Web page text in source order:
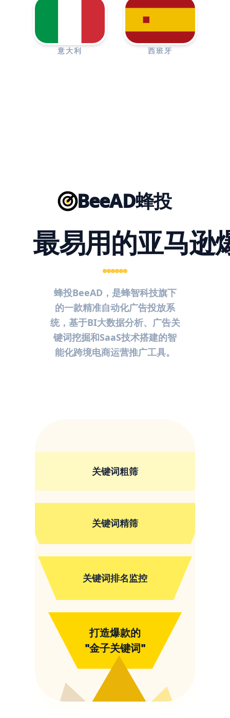
意大利 西班牙
BeeAD蜂投
最易用的亚马逊
蜂投BeeAD，是蜂智科技旗下
的一款精准自动化广告投放系
统，基于BI大数据分析、广告关
键词挖掘和SaaS技术搭建的智
能化跨境电商运营推广工具。
关键词粗筛
关键词精筛
关键词排名监控
打造爆款的
"金子关键词"